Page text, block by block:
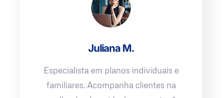
Juliana M.
Especialista em planos individuais e
familiares. Acompanha clientes na